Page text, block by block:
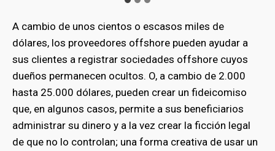
A cambio de unos cientos o escasos miles de
dólares, los proveedores offshore pueden ayudar a
sus clientes a registrar sociedades offshore cuyos
dueños permanecen ocultos. O, a cambio de 2.000
hasta 25.000 dólares, pueden crear un fideicomiso
que, en algunos casos, permite a sus beneficiarios
administrar su dinero y a la vez crear la ficción legal
de que no lo controlan; una forma creativa de usar un